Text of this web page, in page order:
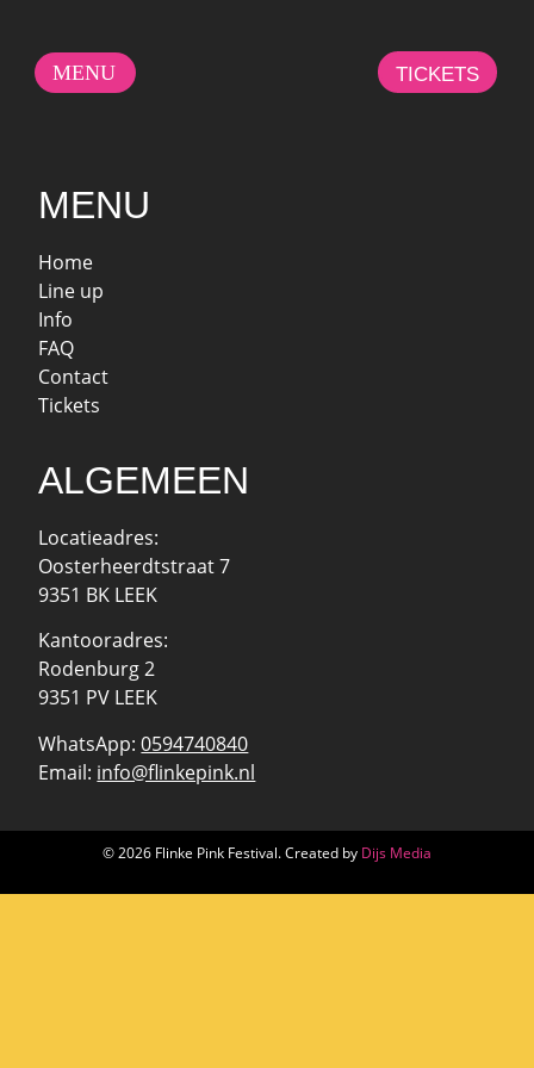
MENU TICKETS
MENU
Home
Line up
Info
FAQ
Contact
Tickets
ALGEMEEN
Locatieadres:
Oosterheerdtstraat 7
9351 BK LEEK
Kantooradres:
Rodenburg 2
9351 PV LEEK
WhatsApp:0594740840
Email: info@flinkepink.nl
© 2026 Flinke Pink Festival. Created by Dijs Media